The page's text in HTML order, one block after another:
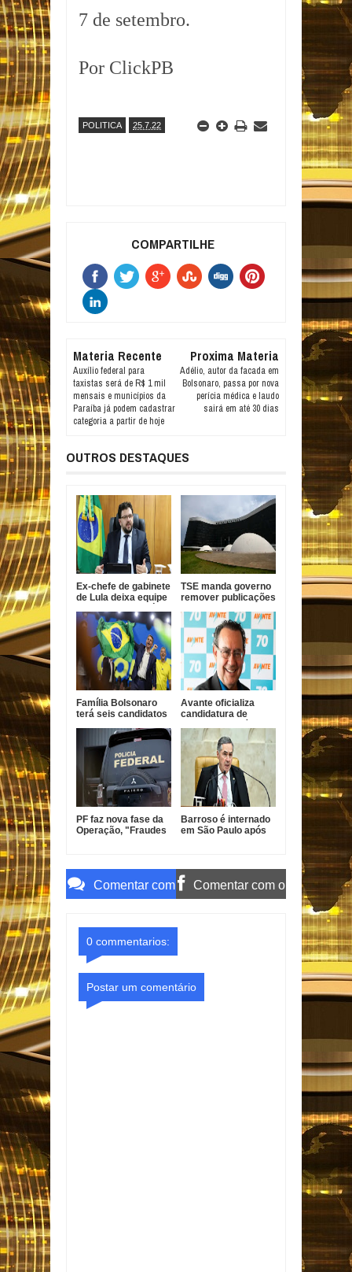
7 de setembro.
Por ClickPB
POLITICA 25.7.22
COMPARTILHE
Materia Recente
Auxílio federal para
taxistas será de R$ 1 mil
mensais e municípios da
Paraíba já podem cadastrar
categoria a partir de hoje
Proxima Materia
Adélio, autor da facada em
Bolsonaro, passa por nova
perícia médica e laudo
sairá em até 30 dias
OUTROS DESTAQUES
Ex-chefe de gabinete
de Lula deixa equipe
pressão
TSE manda governo
remover publicações
redes oficiais
Família Bolsonaro
terá seis candidatos
outubro
Avante oficializa
candidatura de
Presidência da
República
PF faz nova fase da
Operação, "Fraudes
Rocha e advogado
Barroso é internado
em São Paulo após
Comentar com Comentar com o
0 commentarios:
Postar um comentário